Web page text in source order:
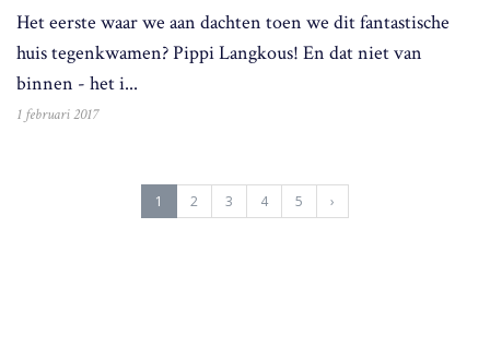
Het eerste waar we aan dachten toen we dit fantastische
huis tegenkwamen? Pippi Langkous! En dat niet van
binnen - het i...
1 februari 2017
1
c
2 3 4 5 ›